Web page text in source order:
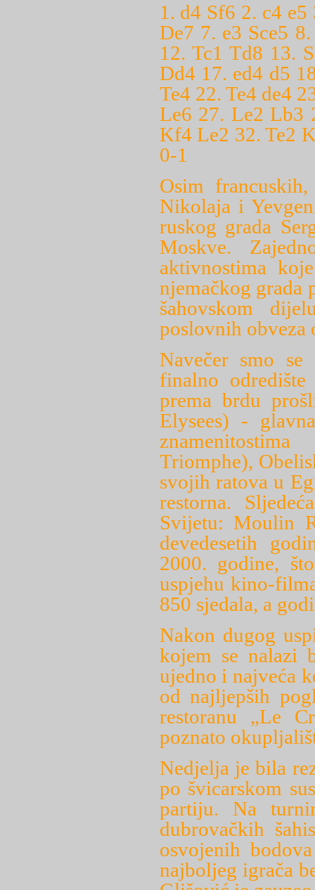
1. d4 Sf6 2. c4
De7 7. e3 Sce5
12. Tc1 Td8 13.
Dd4 17. ed4 d5
Te4 22. Te4 de4
Le6 27. Le2 Lb3
Kf4 Le2 32. Te2
0-1
Osim
Nikolaja i
ruskog grada
Moskve.
aktivnostima
njemačkog grada
šahovskom
poslovnih
Navečer smo
finalno
prema brdu
Elysees) -
Triomphe),
svojih ratova u
restorna.
Svijetu: Moulin
devedesetih
2000. godine,
uspjehu kino-
850 sjedala, a
Nakon dugog
kojem se nalazi
ujedno i najveća
od najljepših
restoranu „Le
poznato
Nedjelja je bila
po švicarskom
partiju. Na
dubrovačkih
osvojenih
najboljeg igrača